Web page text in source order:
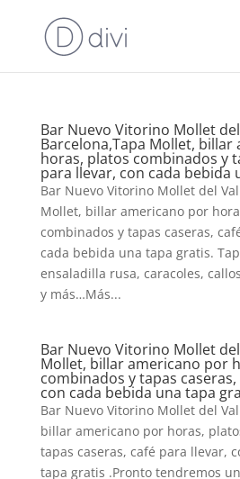
Bar Nuevo Vitorino Mollet
Barcelona,Tapa Mollet,
horas, platos combinados y
para llevar, con cada bebida
Bar Nuevo Vitorino Mollet del
Mollet, billar americano por
combinados y tapas caseras,
cada bebida una tapa gratis.
ensaladilla rusa, caracoles,
y más…Más...
Bar Nuevo Vitorino Mollet
Mollet, billar americano por
combinados y tapas
con cada bebida una tapa
Bar Nuevo Vitorino Mollet del
billar americano por horas,
tapas caseras, café para llevar,
tapa gratis .Pronto tendremos